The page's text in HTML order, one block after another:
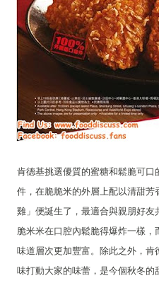
肯德基挑選優質的蜜糖和鬆脆可
件，在脆脆米的外層上配以清甜
雞」便誕生了，最適合與親朋好友
脆米米在口腔內鬆脆得爆炸一樣
味道層次更加豐富。除此之外，
味打動大家的味蕾，是今個秋冬的